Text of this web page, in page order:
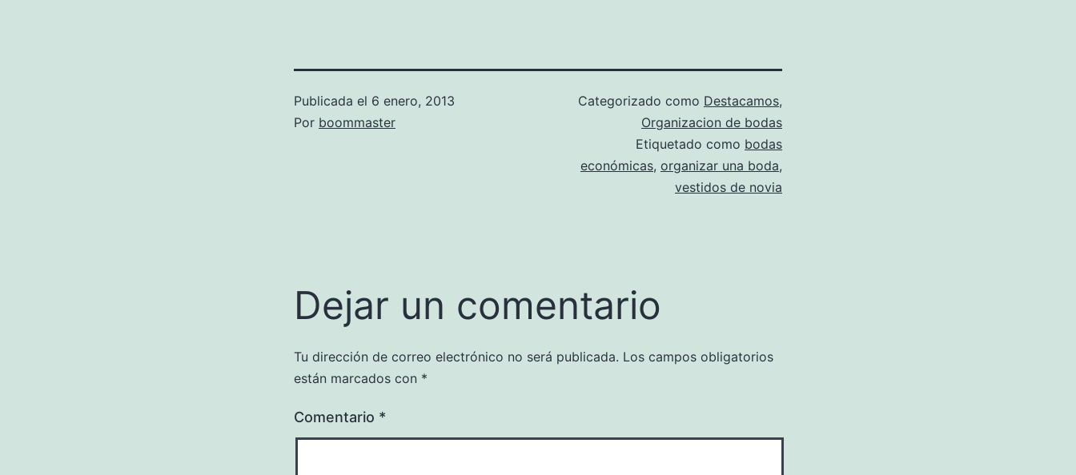
Publicada el 6 enero, 2013
Por boommaster
Categorizado como Destacamos,
Organizacion de bodas
Etiquetado como bodas
económicas, organizar una boda,
vestidos de novia
Dejar un comentario
Tu dirección de correo electrónico no será publicada. Los campos obligatorios
están marcados con *
Comentario *